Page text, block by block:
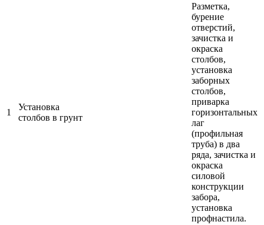
1
Установка
столбов в грунт
Разметка,
бурение
отверстий,
зачистка и
окраска
столбов,
установка
заборных
столбов,
приварка
горизонтальных
лаг
(профильная
труба) в два
ряда, зачистка и
окраска
силовой
конструкции
забора,
установка
профнастила.